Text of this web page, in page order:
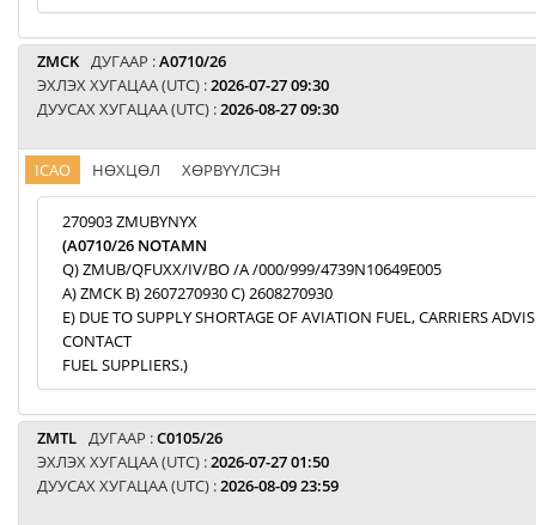
ZMCK ДУГААР :A0710/26
ЭХЛЭХ ХУГАЦАА (UTC) :2026-07-27 09:30
ДУУСАХ ХУГАЦАА (UTC) :2026-08-27 09:30
ICAO НӨХЦӨЛ ХӨРВҮҮЛСЭН
270903 ZMUBYNYX
(A0710/26 NOTAMN
Q) ZMUB/QFUXX/IV/BO /A /000/999/4739N10649E005
A) ZMCK B) 2607270930 C) 2608270930
E) DUE TO SUPPLY SHORTAGE OF AVIATION FUEL, CARRIERS
CONTACT
FUEL SUPPLIERS.)
ZMTL ДУГААР :C0105/26
ЭХЛЭХ ХУГАЦАА (UTC) :2026-07-27 01:50
ДУУСАХ ХУГАЦАА (UTC) :2026-08-09 23:59